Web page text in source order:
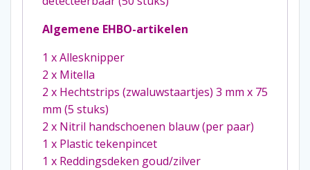
Algemene EHBO-artikelen
1 x Allesknipper
2 x Mitella
2 x Hechtstrips (zwaluwstaartjes) 3 mm x 75
mm (5 stuks)
2 x Nitril handschoenen blauw (per paar)
1 x Plastic tekenpincet
1 x Reddingsdeken goud/zilver